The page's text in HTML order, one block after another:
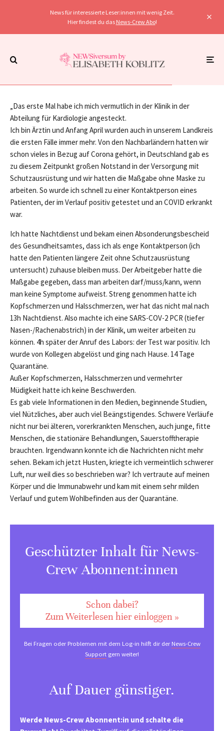
News für interessierte Leser:innen mit wenig Zeit.
Hier findest du das News-Crew Abo!
3 Minuten Lesedauer
Das zweite Mal an Covid-19 erkrankt
„Das erste Mal habe ich mich vermutlich in der Klinik in der
Abteilung für Kardiologie angesteckt.
Ich bin Ärztin und Anfang April wurden auch in unserem Landkreis
die ersten Fälle immer mehr. Von den Nachbarländern hatten wir
schon vieles in Bezug auf Corona gehört, in Deutschland gab es
zu diesem Zeitpunkt großen Notstand in der Versorgung mit
Schutzausrüstung und wir hatten die Maßgabe ohne Maske zu
arbeiten. So wurde ich schnell zu einer Kontaktperson eines
Patienten, der im Verlauf positiv getestet und an COVID erkrankt
war.
Ich hatte Nachtdienst und bekam einen Absonderungsbescheid
des Gesundheitsamtes, dass ich als enge Kontaktperson (ich
hatte den Patienten längere Zeit ohne Schutzausrüstung
untersucht) zuhause bleiben muss. Der Arbeitgeber hatte die
Maßgabe gegeben, dass man arbeiten darf/muss/kann, wenn
man keine Symptome aufweist. Streng genommen hatte ich
Kopfschmerzen und Halsschmerzen, wer hat das nicht mal nach
13h Nachtdienst. Also machte ich eine SARS-COV-2 PCR (tiefer
Nasen-/Rachenabstrich) in der Klinik, um weiter arbeiten zu
können. 4h später der Anruf des Labors: der Test war positiv. Ich
wurde von Kollegen abgelöst und ging nach Hause. 14 Tage
Quarantäne.
Außer Kopfschmerzen, Halsschmerzen und vermehrter
Müdigkeit hatte ich keine Beschwerden.
Es gab viele Informationen in den Medien, beginnende Studien,
viel Nützliches, aber auch viel Beängstigendes. Schwere Verläufe
nicht nur bei älteren, vorerkrankten Menschen, auch junge, fitte
Menschen, die stationäre Behandlungen, Sauerstofftherapie
brauchten. Irgendwann konnte ich die Nachrichten nicht mehr
sehen. Bekam ich jetzt Husten, kriegte ich vermeintlich schwerer
Luft, nur weil dies so beschrieben war? Ich vertraute auf meinen
Körper und die Immunabwehr und kam mit einem sehr milden
Verlauf und gutem Wohlbefinden aus der Quarantäne.
Geschützter Inhalt für News-
Crew Abonnent:innen
Schon dabei?
Zum Weiterlesen hier einloggen »
Bei Fragen oder Problemen mit dem Log-in hilft dir derNews-Crew
Support gern weiter!
Auf Dauer günstiger.
Werde News-Crew Abonnent:in und schalte die